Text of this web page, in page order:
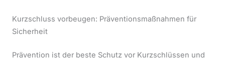
Kurzschluss vorbeugen: Präventionsmaßnahmen für
Sicherheit
Prävention ist der beste Schutz vor Kurzschlüssen und